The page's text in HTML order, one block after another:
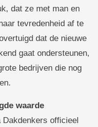
dat ze met man en
tevredenheid af te
dat de nieuwe
gaat ondersteunen,
bedrijven die nog
waarde
officieel